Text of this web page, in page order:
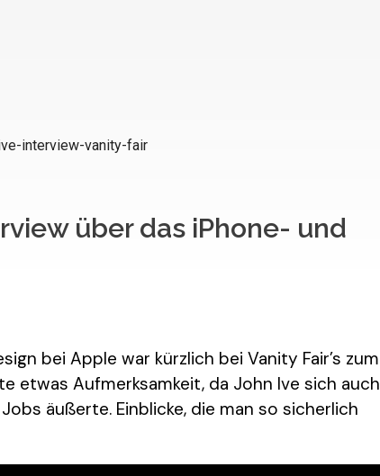
über das iPhone- und
bei Apple war kürzlich bei Vanity Fair’s zum
etwas Aufmerksamkeit, da John Ive sich auch
äußerte. Einblicke, die man so sicherlich